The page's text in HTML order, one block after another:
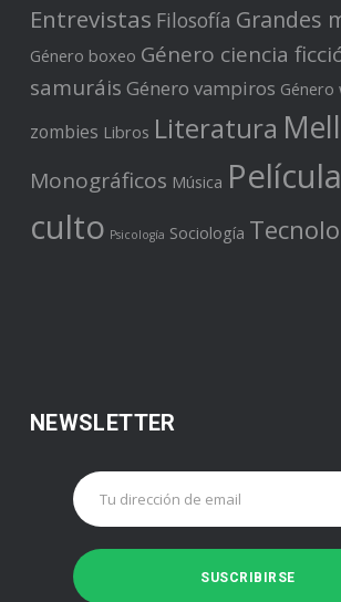
Entrevistas Filosofía Grandes
Género boxeo Género ciencia
samuráis Género vampiros Género
zombies Libros Literatura
Monográficos Música
culto Psicología Sociología
NEWSLETTER